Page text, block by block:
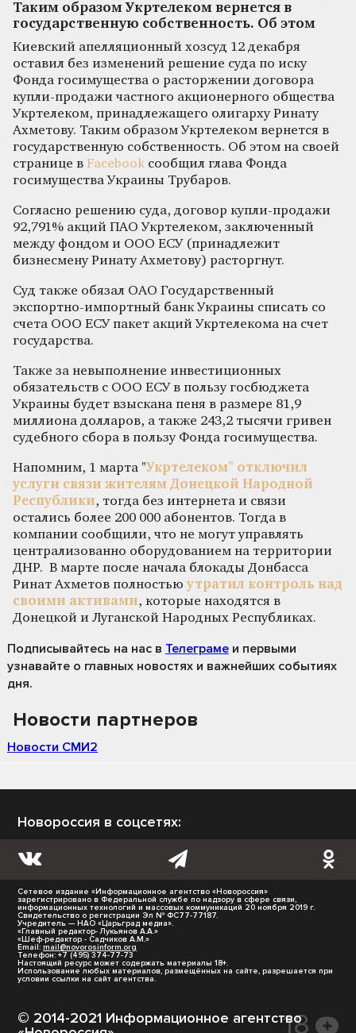
Таким образом Укртелеком вернется в
государственную собственность. Об этом
Киевский апелляционный хозсуд 12 декабря
оставил без изменений решение суда по иску
Фонда госимущества о расторжении договора
купли-продажи частного акционерного общества
Укртелеком, принадлежащего олигарху Ринату
Ахметову. Таким образом Укртелеком вернется в
государственную собственность. Об этом на своей
странице в Facebook сообщил глава Фонда
госимущества Украины Трубаров.
Согласно решению суда, договор купли-продажи
92,791% акций ПАО Укртелеком, заключенный
между фондом и ООО ЕСУ (принадлежит
бизнесмену Ринату Ахметову) расторгнут.
Суд также обязал ОАО Государственный
экспортно-импортный банк Украины списать со
счета ООО ЕСУ пакет акций Укртелекома на счет
государства.
Также за невыполнение инвестиционных
обязательств с ООО ЕСУ в пользу госбюджета
Украины будет взыскана пеня в размере 81,9
миллиона долларов, а также 243,2 тысячи гривен
судебного сбора в пользу Фонда госимущества.
Напомним, 1 марта "Укртелеком" отключил
услуги связи жителям Донецкой Народной
Республики, тогда без интернета и связи
остались более 200 000 абонентов. Тогда в
компании сообщили, что не могут управлять
централизованно оборудованием на территории
ДНР. В марте после начала блокады Донбасса
Ринат Ахметов полностьюутратил контроль над
своими активами, которые находятся в
Донецкой и Луганской Народных Республиках.
Подписывайтесь на нас в Телеграме и первыми
узнавайте о главных новостях и важнейших событиях
дня.
Новости партнеров
Новости СМИ2
Новороссия в соцсетях:
Сетевое издание «Информационное агентство «Новороссия»
зарегистрировано в Федеральной службе по надзору в сфере связи,
информационных технологий и массовых коммуникаций 20 ноября 2019 г.
Свидетельство о регистрации Эл № ФС77-77187.
Учредитель — НАО «Царьград медиа».
«Главный редактор- Лукьянов А.А.»
«Шеф-редактор - Садчиков А.М.»
Email: mail@novorosinform.org
Телефон: +7 (495) 374-77-73
Настоящий ресурс может содержать материалы 18+.
Использование любых материалов, размещённых на сайте, разрешается при
условии ссылки на сайт агентства.
© 2014-2021 Информационное агентство